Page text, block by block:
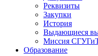
Реквизиты
Закупки
История
Выдающиеся
Миссия
Образование